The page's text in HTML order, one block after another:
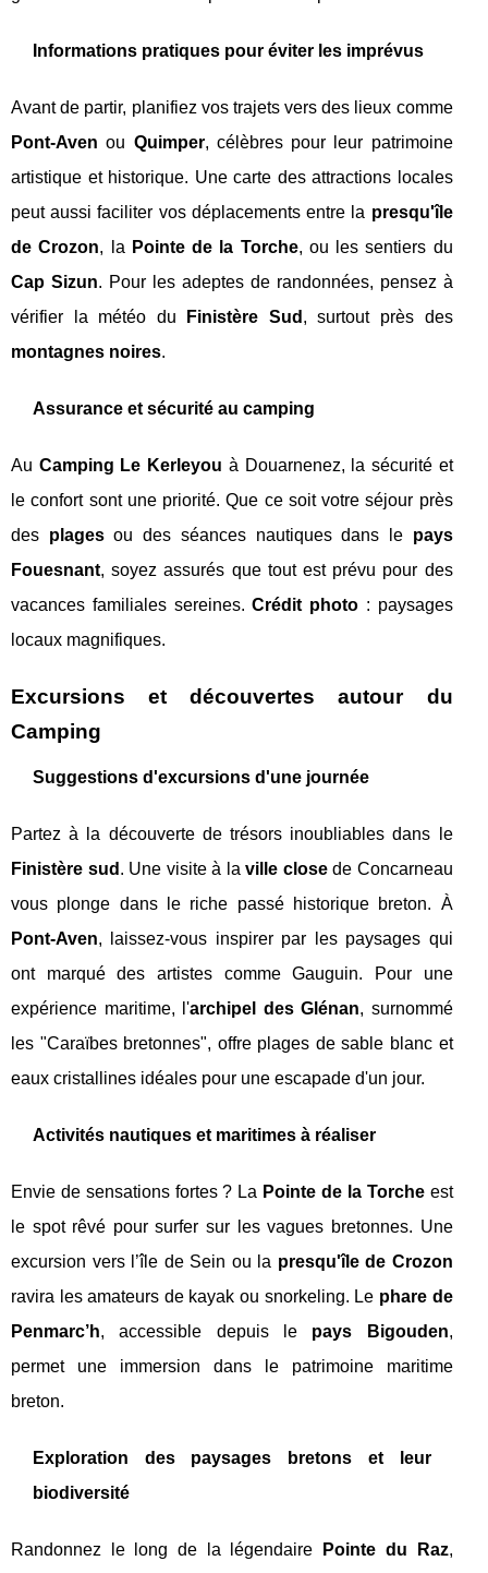
Informations pratiques pour éviter les imprévus
Avant de partir, planifiez vos trajets vers des lieux comme
Pont-Aven ou Quimper, célèbres pour leur patrimoine
artistique et historique. Une carte des attractions locales
peut aussi faciliter vos déplacements entre la presqu'île
de Crozon, la Pointe de la Torche, ou les sentiers du
Cap Sizun. Pour les adeptes de randonnées, pensez à
vérifier la météo du
Finistère Sud , surtout près des
montagnes noires.
Assurance et sécurité au camping
Au Camping Le Kerleyou à Douarnenez, la sécurité et
le confort sont une priorité. Que ce soit votre séjour près
des plagesou des séances nautiques dans le pays
Fouesnant, soyez assurés que tout est prévu pour des
vacances familiales sereines.Crédit photo : paysages
locaux magnifiques.
Excursions et découvertes autour du
Camping
Suggestions d'excursions d'une journée
Partez à la découverte de trésors inoubliables dans le
Finistère sud . Une visite à laville closede Concarneau
vous plonge dans le riche passé historique breton. À
Pont-Aven, laissez-vous inspirer par les paysages qui
ont marqué des artistes comme Gauguin. Pour une
expérience maritime, l'archipel des Glénan, surnommé
les "Caraïbes bretonnes", offre plages de sable blanc et
eaux cristallines idéales pour une escapade d'un jour.
Activités nautiques et maritimes à réaliser
Envie de sensations fortes ? La Pointe de la Torcheest
le spot rêvé pour surfer sur les vagues bretonnes. Une
excursion vers l’île de Sein ou la presqu'île de Crozon
ravira les amateurs de kayak ou snorkeling. Le phare de
Penmarc’h, accessible depuis le pays Bigouden,
permet une immersion dans le patrimoine maritime
breton.
Exploration des paysages bretons et leur
biodiversité
Randonnez le long de la légendaire Pointe du Raz,